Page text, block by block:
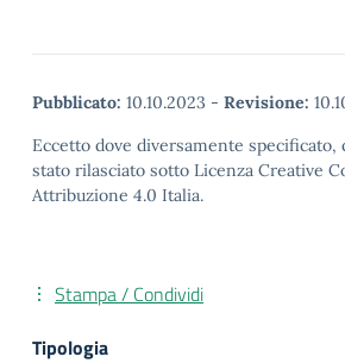
Pubblicato: 10.10.2023 - Revisione:
Eccetto dove diversamente specificato,
stato rilasciato sotto Licenza Creative
Attribuzione 4.0 Italia.
Stampa / Condividi
Tipologia